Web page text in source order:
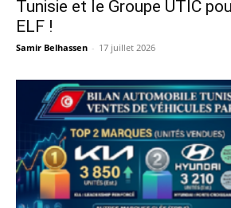
Tunisie et le Groupe UTIC
ELF !
Samir Belhassen - 17 juillet 2026